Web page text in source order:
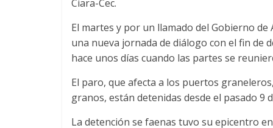
n
s
p
o
Ciara-Cec.
El martes y por un llamado del Gobierno
una nueva jornada de diálogo con el fin de
hace unos días cuando las partes se
El paro, que afecta a los puertos
granos, están detenidas desde el pasado 9
La detención se faenas tuvo su epicentro